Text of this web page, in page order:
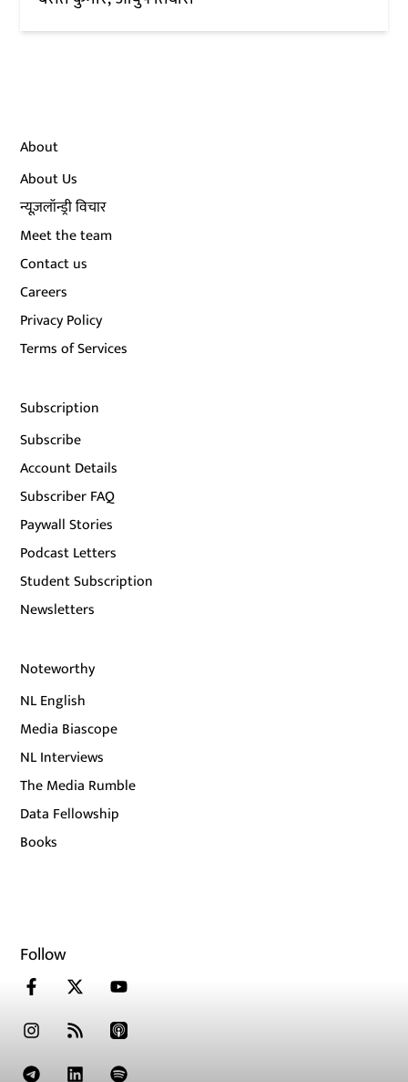
About
About Us
न्यूज़लॉन्ड्री विचार
Meet the team
Contact us
Careers
Privacy Policy
Terms of Services
Subscription
Subscribe
Account Details
Subscriber FAQ
Paywall Stories
Podcast Letters
Student Subscription
Newsletters
Noteworthy
NL English
Media Biascope
NL Interviews
The Media Rumble
Data Fellowship
Books
Follow